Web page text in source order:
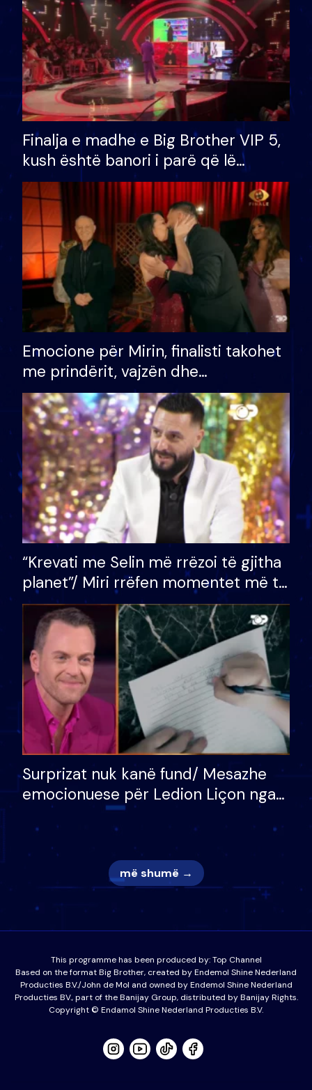
Finalja e madhe e Big Brother VIP 5,
kush është banori i parë që lë
shtëpinë dhe humb mundësinë për
të fituar çmimin e madh
Emocione për Mirin, finalisti takohet
me prindërit, vajzën dhe
bashkëshorten: S’kemi ndonjë letër
divorci apo jo?
“Krevati me Selin më rrëzoi të gjitha
planet”/ Miri rrëfen momentet më të
bukura në shtëpinë e BB VIP: Do më
mungojë zilja e mëngjesit kur…
Surprizat nuk kanë fund/ Mesazhe
emocionuese për Ledion Liçon nga
nëna dhe fëmijët e tij, moderatori
nuk i mban dot lotët: Nuk meritoj…
më shumë →
This programme has been produced by:Top Channel
Based on the format Big Brother, created by Endemol Shine Nederland
Producties B.V./John de Mol and owned by Endemol Shine Nederland
Producties BV., part of the Banijay Group, distributed by Banijay Rights.
Copyright © Endamol Shine Nederland Producties B.V.